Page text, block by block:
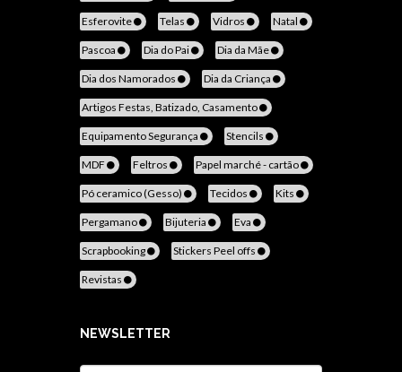
Esferovite Telas Vidros Natal
Pascoa Dia do Pai Dia da Mãe
Dia dos Namorados Dia da Criança
Artigos Festas, Batizado, Casamento
Equipamento Segurança Stencils
MDF Feltros Papel marché - cartão
Pó ceramico (Gesso) Tecidos Kits
Pergamano Bijuteria Eva
Scrapbooking Stickers Peel offs
Revistas
NEWSLETTER